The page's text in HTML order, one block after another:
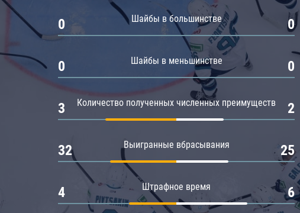
Шайбы в большинстве
0 0
Шайбы в меньшинстве
0 0
Количество полученных численных преимуществ
3 2
Выигранные вбрасывания
32 25
Штрафное время
4 6